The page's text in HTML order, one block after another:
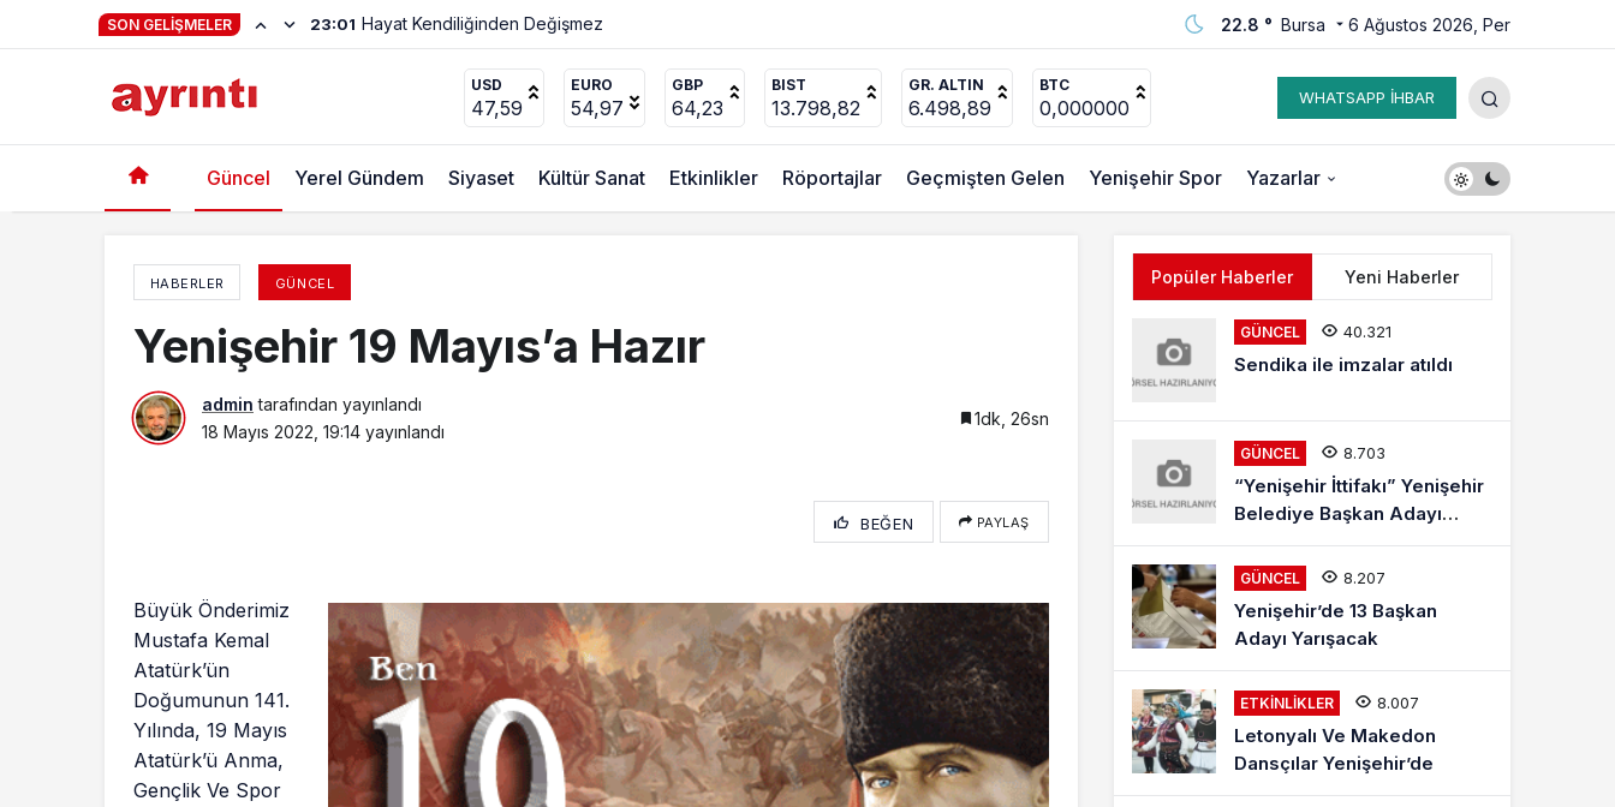
SON GELIŞMELER 22:56 Haftanın Şiiri Adnan Yücel’den 22.8 ° Bursa 6 Ağustos 2026, Per
USD
47,59
EURO
54,97
GBP
64,23
BIST
13.798,82
GR. ALTIN
6.498,89
BTC
0,000000 WHATSAPP İHBAR
Güncel Yerel Gündem Siyaset Kültür Sanat Etkinlikler Röportajlar Geçmişten Gelen Yenişehir Spor Yazarlar
HABERLER GÜNCEL
Yenişehir 19 Mayıs’a Hazır
admin tarafından yayınlandı
18 Mayıs 2022, 19:14 yayınlandı
1dk, 26sn
BEĞEN PAYLAŞ
Büyük Önderimiz
Mustafa Kemal
Atatürk’ün
Doğumunun 141.
Yılında, 19 Mayıs
Atatürk’ü Anma,
Gençlik Ve Spor
Popüler Haberler Yeni Haberler
GÜNCEL 40.321
Sendika ile imzalar atıldı
GÜNCEL 8.703
“Yenişehir İttifakı” Yenişehir
Belediye Başkan Adayı
Mehmet Kaya Röportajı
GÜNCEL 8.207
Yenişehir’de 13 Başkan
Adayı Yarışacak
ETKINLIKLER 8.007
Letonyalı Ve Makedon
Dansçılar Yenişehir’de
15 Temmuz Şehitleri anısına futbol turnuvası düzenlendi